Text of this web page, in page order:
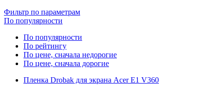
Фильтр по параметрам
По популярности
По популярности
По рейтингу
По цене, сначала недорогие
По цене, сначала дорогие
Пленка Drobak для экрана Acer E1 V360